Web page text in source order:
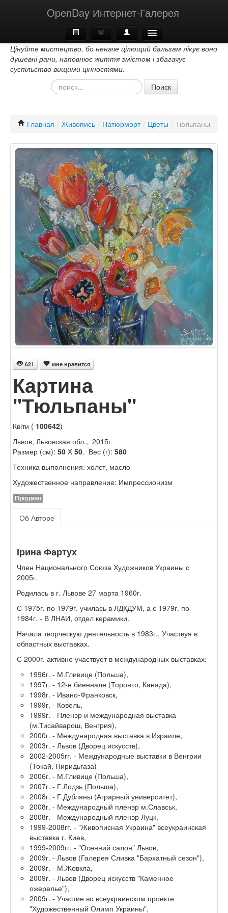
OpenDay Интернет-Галерея
Главная
О Нас
Цінуйте мистецтво, бо неначе цілющий бальзам лікує воно
душевні рани, наповнює життя змістом і збагачує
суспільство вищими цінностями.
Поиск
Главная / Живопись / Натюрморт / Цветы / Тюльпаны
621 мне нравится
Картина
"Тюльпаны"
Квіти ( 100642)
Львов, Львовская обл., 2015г.
Размер (см): 50 X 50. Вес (г): 580
Техника выполнения: холст, масло
Художественное направление: Импрессионизм
Продано
Об Авторе
Ірина Фартух
Член Национального Союза Художников Украины с
2005г.
Родилась в г. Львове 27 марта 1960г.
С 1975г. по 1979г. училась в ЛДКДУМ, а с 1979г. по
1984г. - В ЛНАИ, отдел керамики.
Начала творческую деятельность в 1983г., Участвуя в
областных выставках.
С 2000г. активно участвует в международных выставках:
1996г. - М.Гливице (Польша),
1997г. - 12-е биеннале (Торонто, Канада),
1998г. - Ивано-Франковск,
1999г. - Ковель,
1999г. - Пленэр и международная выставка
(м.Тисайварош, Венгрия),
2000г. - Международная выставка в Израиле,
2003г. - Львов (Дворец искусств),
2002-2005гг. - Международные выставки в Венгрии
(Токай, Ниридьгаза)
2006г. - М.Гливице (Польша),
2007г. - Г.Лодзь (Польша),
2008г. - Г.Дубляны (Аграрный университет),
2008г. - Международный пленэр м.Славськ,
2008г. - Международный пленэр Луцк,
1999-2008гг. - "Живописная Украина" всеукраинская
выставка г. Киев,
1999-2009гг. - "Осенний салон" Львов,
2009г. - Львов (Галерея Сливка "Бархатный сезон"),
2009г. - М.Жовкла,
2009г. - Львов (Дворец искусств "Каменное
ожерелье"),
2009г. - Участие во всеукраинском проекте
"Художественный Олимп Украины",